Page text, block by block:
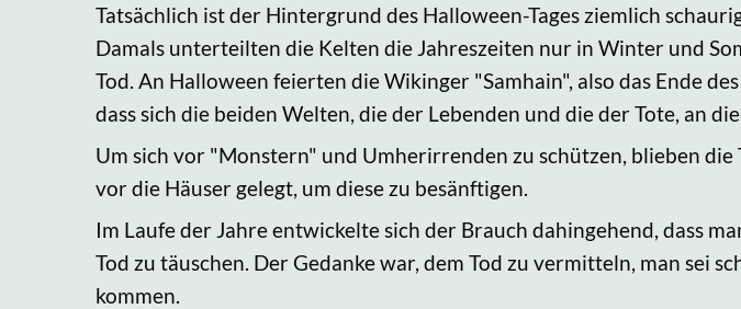
Tatsächlich ist der Hintergrund des Halloween-Tages ziemlich
Damals unterteilten die Kelten die Jahreszeiten nur in Winter und
Tod. An Halloween feierten die Wikinger "Samhain", also das Ende
dass sich die beiden Welten, die der Lebenden und die der Tote, an
Um sich vor "Monstern" und Umherirrenden zu schützen, blieben
vor die Häuser gelegt, um diese zu besänftigen.
Im Laufe der Jahre entwickelte sich der Brauch dahingehend, dass
Tod zu täuschen. Der Gedanke war, dem Tod zu vermitteln, man sei
kommen.